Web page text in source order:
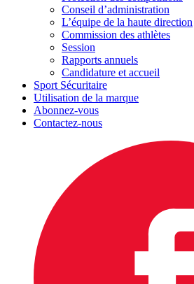
Conseil d’administration
L’équipe de la haute direction
Commission des athlètes
Session
Rapports annuels
Candidature et accueil
Sport Sécuritaire
Utilisation de la marque
Abonnez-vous
Contactez-nous